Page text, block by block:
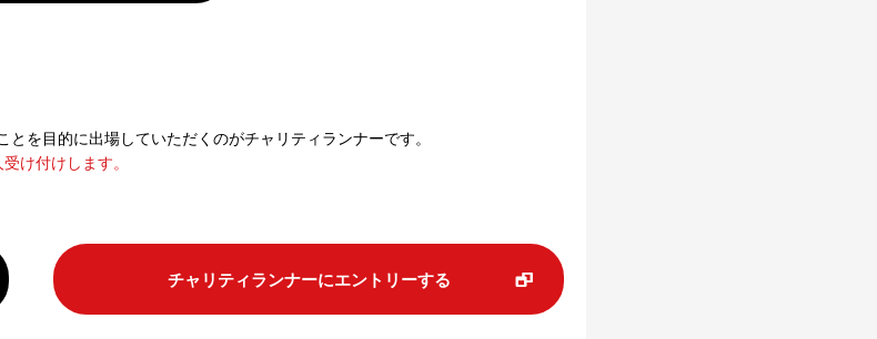
を目的に出場していただくのがチャリティランナーです。
け付けします。
チャリティランナーにエントリーする